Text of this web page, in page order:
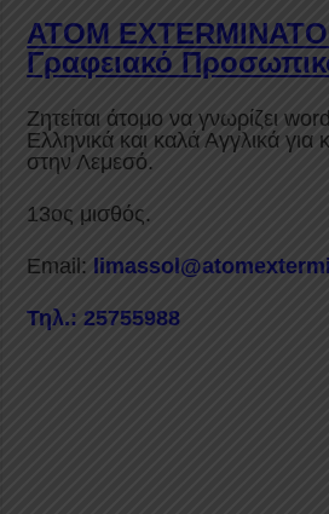
ATOM
Γραφειακό
Ζητείται άτομο να γνωρίζει
Ελληνικά και καλά Αγγλικά για
στην Λεμεσό.
13oς μισθός.
Email:
Τηλ.: 25755988